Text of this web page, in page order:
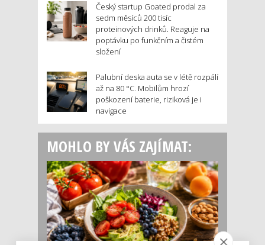
Český startup Goated prodal za
sedm měsíců 200 tisíc
proteinových drinků. Reaguje na
poptávku po funkčním a čistém
složení
Palubní deska auta se v létě rozpálí
až na 80 °C. Mobilům hrozí
poškození baterie, riziková je i
navigace
MOHLO BY VÁS ZAJÍMAT: